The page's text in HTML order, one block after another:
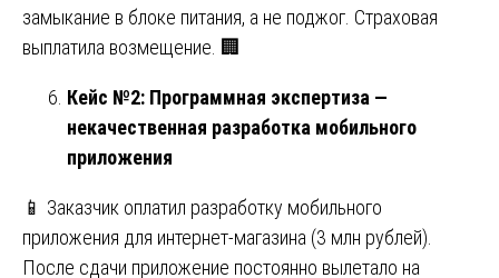
замыкание в блоке питания, а не поджог. Страховая
выплатила возмещение. 🏢
Кейс №2: Программная экспертиза —
некачественная разработка мобильного
приложения
📱 Заказчик оплатил разработку мобильного
приложения для интернет-магазина (3 млн рублей).
После сдачи приложение постоянно вылетало на